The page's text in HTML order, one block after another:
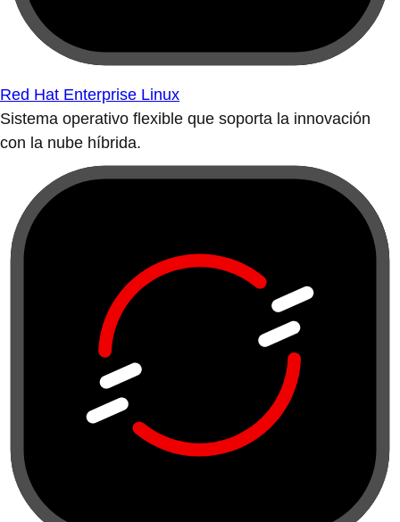
Red Hat Enterprise Linux
Sistema operativo flexible que soporta la innovación
con la nube híbrida.